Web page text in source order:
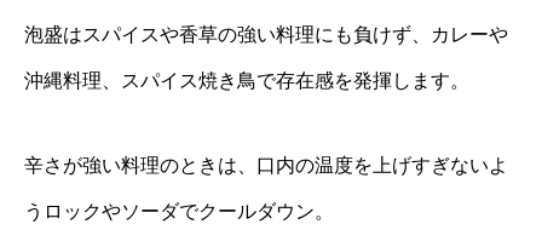
泡盛はスパイスや香草の強い料理にも負けず、カレーや
沖縄料理、スパイス焼き鳥で存在感を発揮します。
辛さが強い料理のときは、口内の温度を上げすぎないよ
うロックやソーダでクールダウン。